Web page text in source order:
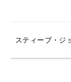
スティーブ・ジ